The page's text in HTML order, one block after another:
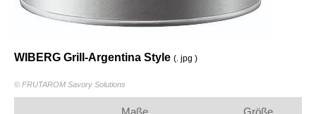
WIBERG Grill-Argentina Style (. jpg )
© FRUTAROM Savory Solutions
Maße Größe